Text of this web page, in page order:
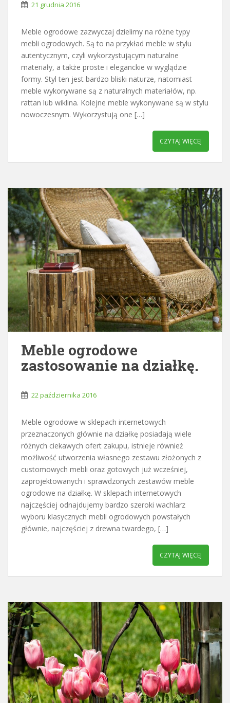
21 grudnia 2016
Meble ogrodowe zazwyczaj dzielimy na różne typy
mebli ogrodowych. Są to na przykład meble w stylu
autentycznym, czyli wykorzystującym naturalne
materiały, a także proste i eleganckie w wyglądzie
formy. Styl ten jest bardzo bliski naturze, natomiast
meble wykonywane są z naturalnych materiałów, np.
rattan lub wiklina. Kolejne meble wykonywane są w stylu
nowoczesnym. Wykorzystują one […]
CZYTAJ WIĘCEJ
Meble ogrodowe
zastosowanie na działkę.
22 października 2016
Meble ogrodowe w sklepach internetowych
przeznaczonych głównie na działkę posiadają wiele
różnych ciekawych ofert zakupu, istnieje również
możliwość utworzenia własnego zestawu złożonych z
customowych mebli oraz gotowych już wcześniej,
zaprojektowanych i sprawdzonych zestawów meble
ogrodowe na działkę. W sklepach internetowych
najczęściej odnajdujemy bardzo szeroki wachlarz
wyboru klasycznych mebli ogrodowych powstałych
głównie, najczęściej z drewna twardego, […]
CZYTAJ WIĘCEJ